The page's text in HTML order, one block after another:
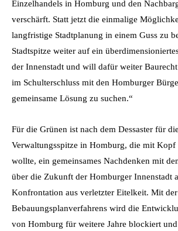
Einzelhandels in Homburg und den
verschärft. Statt jetzt die einmalige
langfristige Stadtplanung in einem Guss zu
Stadtspitze weiter auf ein
der Innenstadt und will dafür weiter
im Schulterschluss mit den Homburger
gemeinsame Lösung zu suchen.“
Für die Grünen ist nach dem Dessaster für
Verwaltungsspitze in Homburg, die mit Kopf
wollte, ein gemeinsames Nachdenken mit
über die Zukunft der Homburger Innenstadt
Konfrontation aus verletzter Eitelkeit. Mit
Bebauungsplanverfahrens wird die
von Homburg für weitere Jahre blockiert